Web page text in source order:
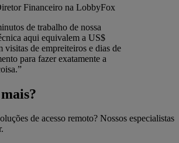
Financeiro na LobbyFox
de trabalho de nossa
aqui equivalem a US$
visitas de empreiteiros e dias de
para fazer exatamente a
de acesso remoto? Nossos especialistas